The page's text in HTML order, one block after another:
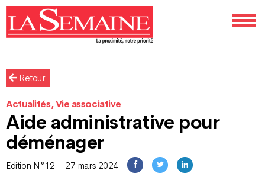
Retour
Actualités, Vie associative
Aide administrative pour
déménager
Edition N°12 – 27 mars 2024